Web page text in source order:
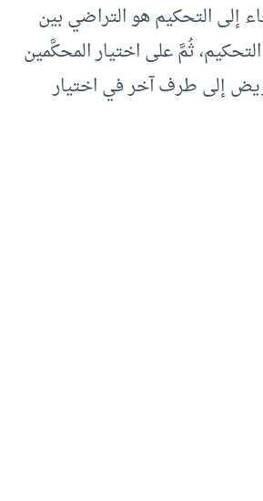
إلى التحكيم هو التراضي بين
ثُمَّ على اختيار المحكَّمين
إلى طرف آخر في اختيار